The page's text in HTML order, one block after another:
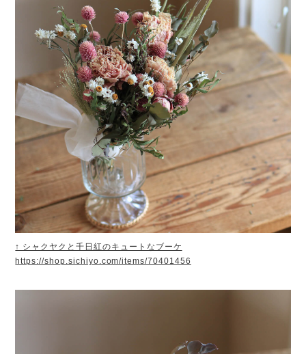
↑ シャクヤクと千日紅のキュートなブーケ
https://shop.sichiyo.com/items/70401456